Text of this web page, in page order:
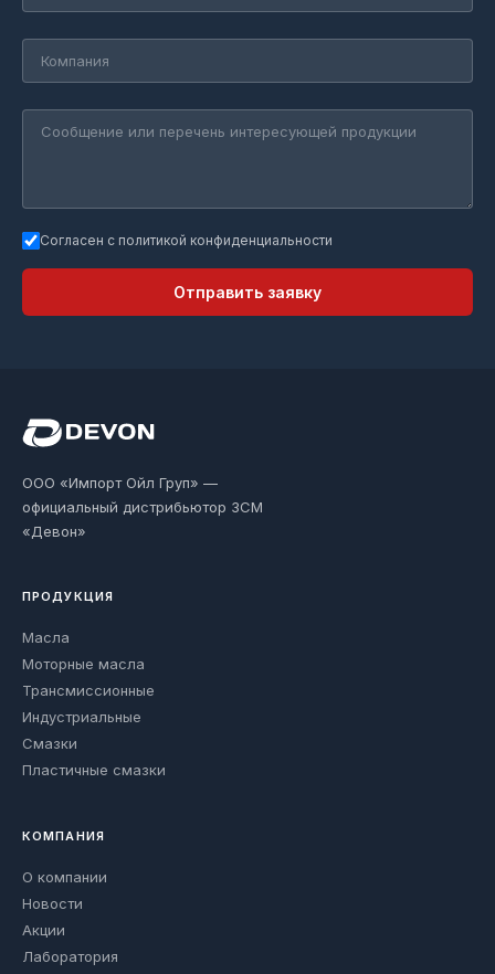
Согласен с политикой конфиденциальности
Отправить заявку
ООО «Импорт Ойл Груп» —
официальный дистрибьютор ЗСМ
«Девон»
ПРОДУКЦИЯ
Масла
Моторные масла
Трансмиссионные
Индустриальные
Смазки
Пластичные смазки
КОМПАНИЯ
О компании
Новости
Акции
Лаборатория